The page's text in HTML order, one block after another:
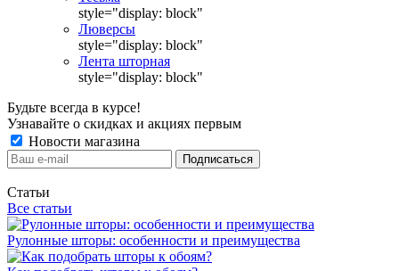
style="display: block"
Люверсы
style="display: block"
Лента шторная
style="display: block"
Будьте всегда в курсе!
Узнавайте о скидках и акциях первым
Новости магазина
Статьи
Все статьи
Рулонные шторы: особенности и преимущества